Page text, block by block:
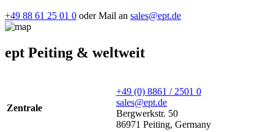
+49 88 61 25 01 0 oder Mail an sales@ept.de
ept Peiting & weltweit
Zentrale
+49 (0) 8861 / 2501 0
sales@ept.de
Bergwerkstr. 50
86971 Peiting, Germany